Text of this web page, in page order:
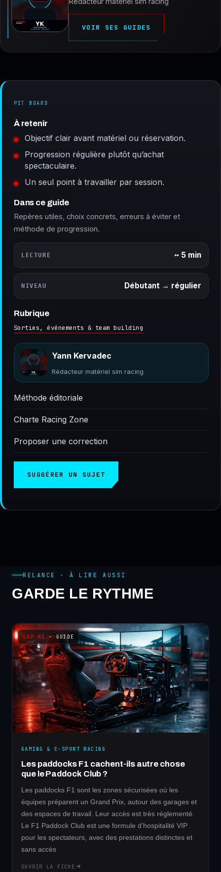
VOIR SES GUIDES
PIT BOARD
À retenir
Objectif clair avant matériel ou réservation.
Progression régulière plutôt qu’achat
spectaculaire.
Un seul point à travailler par session.
Dans ce guide
Repères utiles, choix concrets, erreurs à éviter et
méthode de progression.
LECTURE ~ 5 min
NIVEAU Débutant → régulier
Rubrique
Sorties, événements & team building
Yann Kervadec
Rédacteur matériel sim racing
Méthode éditoriale
Charte Racing Zone
Proposer une correction
SUGGÉRER UN SUJET
RELANCE · À LIRE AUSSI
GARDE LE RYTHME
· GUIDE
GAMING & E-SPORT RACING
Les paddocks F1 cachent-ils autre chose
que le Paddock Club ?
Les paddocks F1 sont les zones sécurisées où les
équipes préparent un Grand Prix, autour des garages et
des espaces de travail. Leur accès est très réglementé.
Le F1 Paddock Club est une formule d’hospitalité VIP
pour les spectateurs, avec des prestations distinctes et
sans accès
OUVRIR LA FICHE